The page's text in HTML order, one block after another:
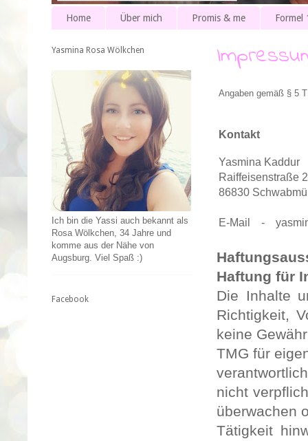
Home Über mich Promis & me Formel
Angaben gemäß § 5
Kontakt
Yasmina Kaddur
Raiffeisenstraße 2
86830
E-Mail -
Haftung für
Die Inhalte
Richtigkeit,
keine
TMG für
nicht
überwachen
Tätigkeit
Yasmina Rosa Wölkchen
Ich bin die Yassi auch bekannt als
Rosa Wölkchen, 34 Jahre und
komme aus der Nähe von
Augsburg. Viel Spaß :)
Facebook